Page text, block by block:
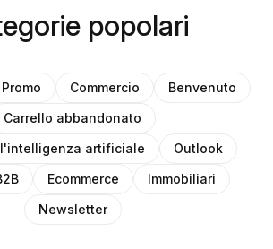
popolari
Promo Commercio
Benvenuto
Carrello abbandonato
artificiale
Outlook
Ecommerce
Immobiliari
Newsletter